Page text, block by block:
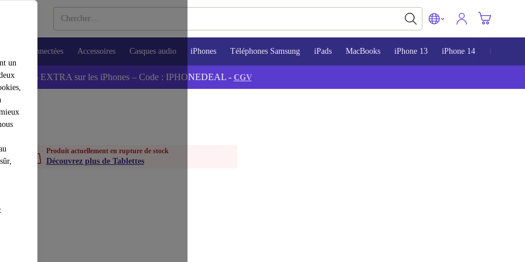
un
Montres connectées Accessoires Casques audio iPhones Téléphones Samsung iPads MacBooks iPhone 13 iPhone 14 iPhone 15
📱 -5% EXTRA sur les iPhones – Code : IPHONEDEAL - CGV
Produit actuellement en rupture de stock
Découvrez plus de Tablettes